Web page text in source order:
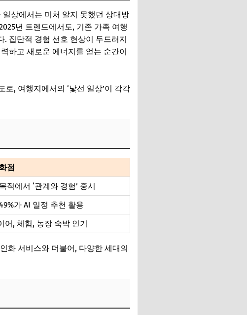
상에서는 미처 알지 못했던 상대방
년 트렌드에서도, 기존 가족 여행
. 집단적 경험 선호 현상이 두드러지
하고 새로운 에너지를 얻는 순간이
, 여행지에서의 ‘낯선 일상’이 각각
점
적에서 ‘관계와 경험’ 중시
가 AI 일정 추천 활용
어, 체험, 농장 숙박 인기
화 서비스와 더불어, 다양한 세대의